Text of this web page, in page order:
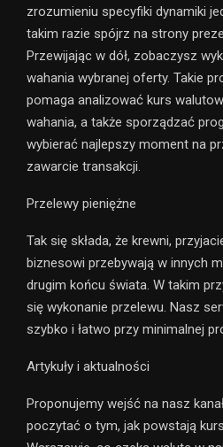
zrozumieniu specyfiki dynamiki
takim razie spójrz na strony
Przewijając w dół, zobaczysz
wahania wybranej oferty. Takie
pomaga analizować kurs
wahania, a także sporządzać
wybierać najlepszy moment na
zawarcie transakcji.
Przelewy pieniężne
Tak się składa, że ​​krewni,
biznesowi przebywają w innych
drugim końcu świata. W takim
się wykonanie przelewu. Nasz
szybko i łatwo przy minimalnej
Artykuły i aktualności
Proponujemy wejść na nasz
poczytać o tym, jak powstają